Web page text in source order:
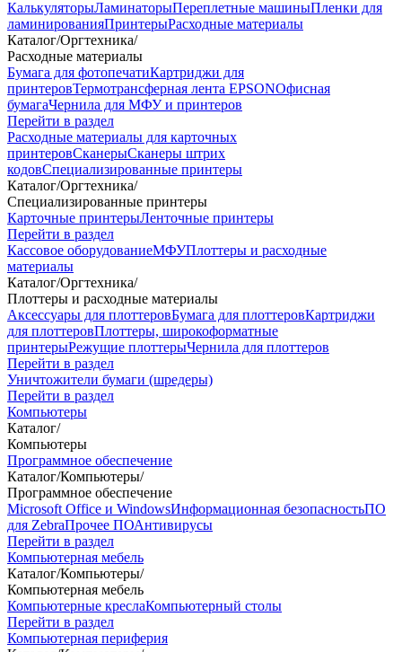
КалькуляторыЛаминаторыПереплетные машиныПленки для
ламинированияПринтерыРасходные материалы
Каталог/Оргтехника/
Расходные материалы
Бумага для фотопечатиКартриджи для
принтеровТермотрансферная лента EPSONОфисная
бумагаЧернила для МФУ и принтеров
Перейти в раздел
Расходные материалы для карточных
принтеровСканерыСканеры штрих
кодовСпециализированные принтеры
Каталог/Оргтехника/
Специализированные принтеры
Карточные принтерыЛенточные принтеры
Перейти в раздел
Кассовое оборудованиеМФУПлоттеры и расходные
материалы
Каталог/Оргтехника/
Плоттеры и расходные материалы
Аксессуары для плоттеровБумага для плоттеровКартриджи
для плоттеровПлоттеры, широкоформатные
принтерыРежущие плоттерыЧернила для плоттеров
Перейти в раздел
Уничтожители бумаги (шредеры)
Перейти в раздел
Компьютеры
Каталог/
Компьютеры
Программное обеспечение
Каталог/Компьютеры/
Программное обеспечение
Microsoft Office и WindowsИнформационная безопасностьПО
для ZebraПрочее ПОАнтивирусы
Перейти в раздел
Компьютерная мебель
Каталог/Компьютеры/
Компьютерная мебель
Компьютерные креслаКомпьютерный столы
Перейти в раздел
Компьютерная периферия